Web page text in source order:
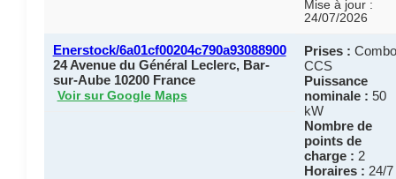
Mise à jour :
24/07/2026
Enerstock/6a01cf00204c790a93088900
24 Avenue du Général Leclerc, Bar-
sur-Aube 10200 France
Voir sur Google Maps
Prises : Combo
CCS
Puissance
nominale : 50
kW
Nombre de
points de
charge : 2
Horaires : 24/7